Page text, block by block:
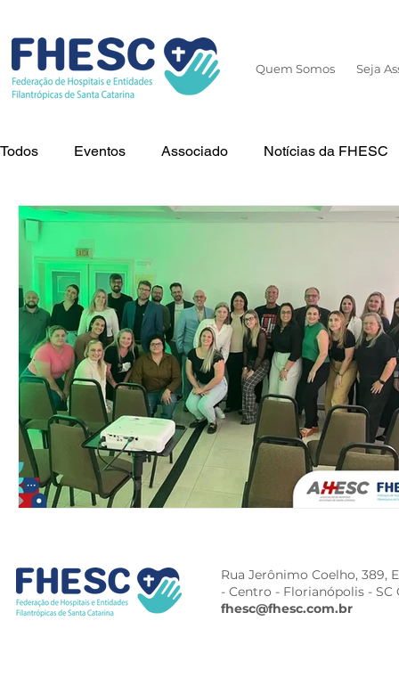
Quem Somos Seja
Todos Eventos Associado Notícias da FHESC
Cuidados Tecnologia Dia Mundial da
Rua Jerônimo Coelho, 389,
- Centro - Florianópolis - SC
fhesc@fhesc.com.br